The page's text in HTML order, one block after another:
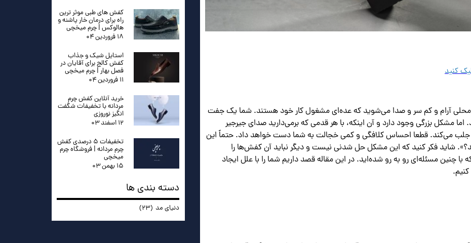
کنید
محلی آرام و کم سر و صدا می‌شوید که عده‌ای مشغول کار خود هستند. شما یک جفت
مشکل بزرگی وجود دارد و آن اینکه، با هر قدمی که برمی‌دارید صدای جیرجیر
جلب می‌کند. قطعا احساس کلافگی و کمی خجالت به شما دست خواهد داد. حتماً این
شاید فکر کنید که این مشکل حل شدنی نیست و دیگر نباید آن کفش‌ها را
چنین مسئله‌ای رو به رو شده‌اید. در این مقاله قصد داریم شما را با علل ایجاد
کفش های طبی موثر ترین
راه برای درمان خار پاشنه و
هالوکس | چرم میخچی
۱۸ فروردین ۰۴
استایل شیک و جذاب
کفش کالج برای آقایان در
فصل بهار | چرم میخچی
۱۱ فروردین ۰۴
خرید آنلاین کفش چرم
مردانه با تخفیفات شگفت
انگیز نوروزی
۱۲ اسفند ۰۳
تخفیفات ۵ درصدی کفش
چرم مردانه | فروشگاه چرم
میخچی
۱۵ بهمن ۰۳
دسته بندی ها
دنیای مد (۲۳)